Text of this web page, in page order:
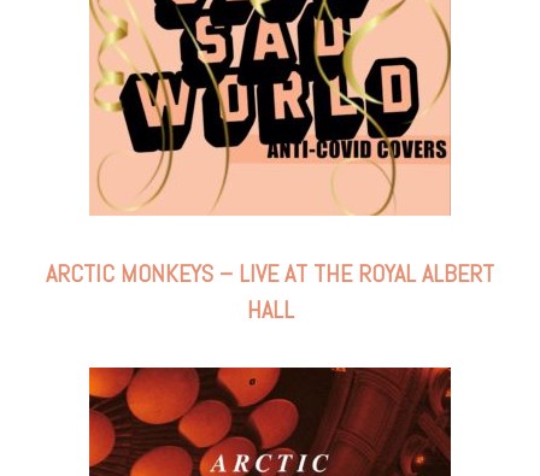
ARCTIC MONKEYS – LIVE AT THE ROYAL ALBERT
HALL